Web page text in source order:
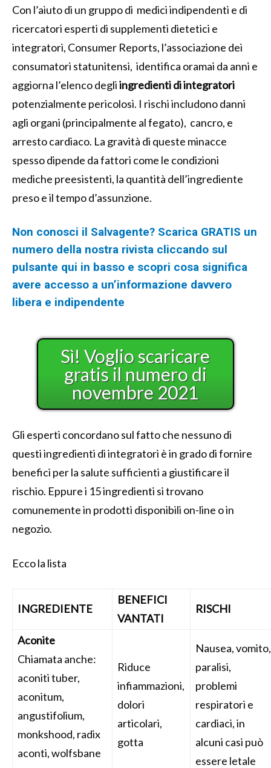
Con l’aiuto di un gruppo di medici indipendenti e di
ricercatori esperti di supplementi dietetici e
integratori, Consumer Reports, l’associazione dei
consumatori statunitensi, identifica oramai da anni e
aggiorna l’elenco degliingredienti di integratori
potenzialmente pericolosi. I rischi includono danni
agli organi (principalmente al fegato), cancro, e
arresto cardiaco. La gravità di queste minacce
spesso dipende da fattori come le condizioni
mediche preesistenti, la quantità dell’ingrediente
preso e il tempo d’assunzione.
Non conosci il Salvagente? Scarica GRATIS un
numero della nostra rivista cliccando sul
pulsante qui in basso e scopri cosa significa
avere accesso a un’informazione davvero
libera e indipendente
Sì! Voglio scaricare
gratis il numero di
novembre 2021
Gli esperti concordano sul fatto che nessuno di
questi ingredienti di integratori è in grado di fornire
benefici per la salute sufficienti a giustificare il
rischio. Eppure i 15 ingredienti si trovano
comunemente in prodotti disponibili on-line o in
negozio.
Ecco la lista
INGREDIENTE
BENEFICI
VANTATI
RISCHI
Aconite
Chiamata anche:
aconiti tuber,
aconitum,
angustifolium,
monkshood, radix
aconti, wolfsbane
Riduce
infiammazioni,
dolori
articolari,
gotta
Nausea, vomito,
paralisi,
problemi
respiratori e
cardiaci, in
alcuni casi può
essere letale